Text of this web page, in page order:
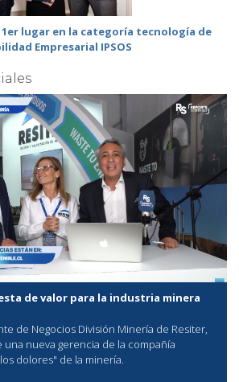
lugar en la categoría tecnología de
Empresarial IPSOS
de valor para la industria minera
de Negocios División Minería de Resiter,
nueva gerencia de la compañía
dolores" de la minería.